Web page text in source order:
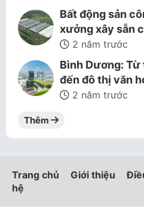
Bất động sản
xưởng xây sẵn
2 năm trước
Bình Dương:
đến đô thị văn
2 năm trước
Thêm
Trang chủ Giới thiệu
hệ